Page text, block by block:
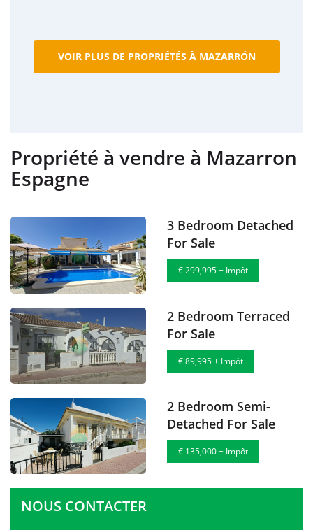
VOIR PLUS DE PROPRIÉTÉS À MAZARRÓN
Propriété à vendre à Mazarron
Espagne
3 Bedroom Detached
For Sale
€ 299,995 + Impôt
2 Bedroom Terraced
For Sale
€ 89,995 + Impôt
2 Bedroom Semi-
Detached For Sale
€ 135,000 + Impôt
NOUS CONTACTER